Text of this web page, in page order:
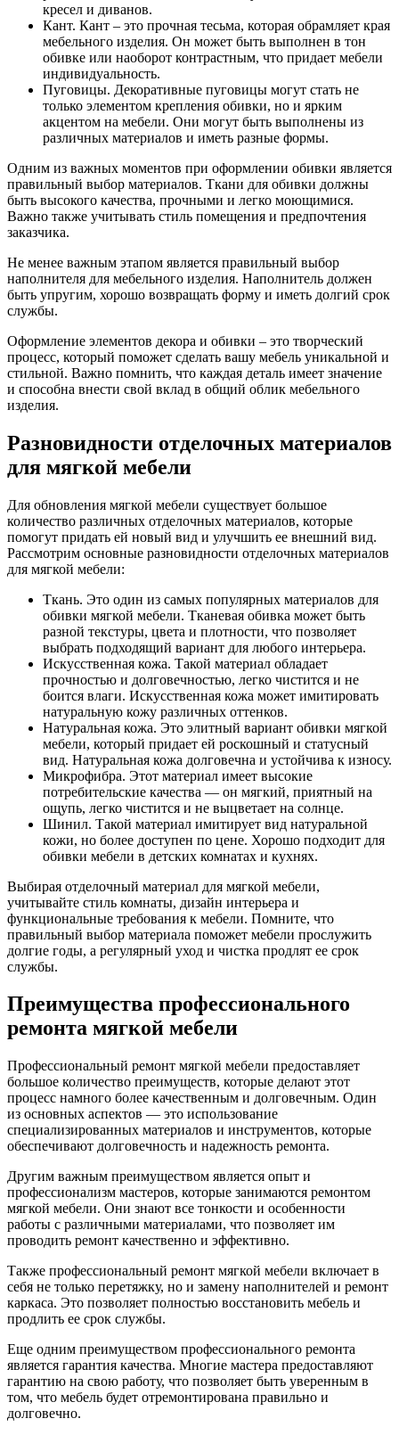
кресел и диванов.
Кант. Кант – это прочная тесьма, которая обрамляет края
мебельного изделия. Он может быть выполнен в тон
обивке или наоборот контрастным, что придает мебели
индивидуальность.
Пуговицы. Декоративные пуговицы могут стать не
только элементом крепления обивки, но и ярким
акцентом на мебели. Они могут быть выполнены из
различных материалов и иметь разные формы.
Одним из важных моментов при оформлении обивки является
правильный выбор материалов. Ткани для обивки должны
быть высокого качества, прочными и легко моющимися.
Важно также учитывать стиль помещения и предпочтения
заказчика.
Не менее важным этапом является правильный выбор
наполнителя для мебельного изделия. Наполнитель должен
быть упругим, хорошо возвращать форму и иметь долгий срок
службы.
Оформление элементов декора и обивки – это творческий
процесс, который поможет сделать вашу мебель уникальной и
стильной. Важно помнить, что каждая деталь имеет значение
и способна внести свой вклад в общий облик мебельного
изделия.
Разновидности отделочных материалов
для мягкой мебели
Для обновления мягкой мебели существует большое
количество различных отделочных материалов, которые
помогут придать ей новый вид и улучшить ее внешний вид.
Рассмотрим основные разновидности отделочных материалов
для мягкой мебели:
Ткань. Это один из самых популярных материалов для
обивки мягкой мебели. Тканевая обивка может быть
разной текстуры, цвета и плотности, что позволяет
выбрать подходящий вариант для любого интерьера.
Искусственная кожа. Такой материал обладает
прочностью и долговечностью, легко чистится и не
боится влаги. Искусственная кожа может имитировать
натуральную кожу различных оттенков.
Натуральная кожа. Это элитный вариант обивки мягкой
мебели, который придает ей роскошный и статусный
вид. Натуральная кожа долговечна и устойчива к износу.
Микрофибра. Этот материал имеет высокие
потребительские качества — он мягкий, приятный на
ощупь, легко чистится и не выцветает на солнце.
Шинил. Такой материал имитирует вид натуральной
кожи, но более доступен по цене. Хорошо подходит для
обивки мебели в детских комнатах и кухнях.
Выбирая отделочный материал для мягкой мебели,
учитывайте стиль комнаты, дизайн интерьера и
функциональные требования к мебели. Помните, что
правильный выбор материала поможет мебели прослужить
долгие годы, а регулярный уход и чистка продлят ее срок
службы.
Преимущества профессионального
ремонта мягкой мебели
Профессиональный ремонт мягкой мебели предоставляет
большое количество преимуществ, которые делают этот
процесс намного более качественным и долговечным. Один
из основных аспектов — это использование
специализированных материалов и инструментов, которые
обеспечивают долговечность и надежность ремонта.
Другим важным преимуществом является опыт и
профессионализм мастеров, которые занимаются ремонтом
мягкой мебели. Они знают все тонкости и особенности
работы с различными материалами, что позволяет им
проводить ремонт качественно и эффективно.
Также профессиональный ремонт мягкой мебели включает в
себя не только перетяжку, но и замену наполнителей и ремонт
каркаса. Это позволяет полностью восстановить мебель и
продлить ее срок службы.
Еще одним преимуществом профессионального ремонта
является гарантия качества. Многие мастера предоставляют
гарантию на свою работу, что позволяет быть уверенным в
том, что мебель будет отремонтирована правильно и
долговечно.